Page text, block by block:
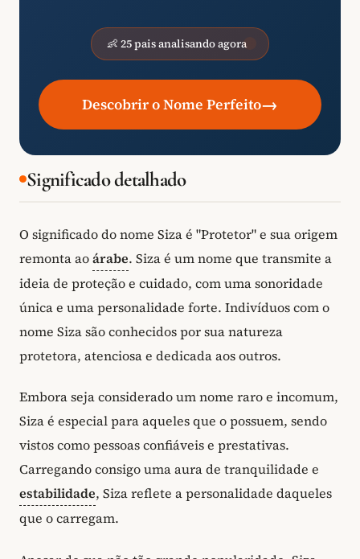
👶 25 pais analisando agora
Descobrir o Nome Perfeito→
Significado detalhado
O significado do nome Siza é "Protetor" e sua origem
remonta aoárabe. Siza é um nome que transmite a
ideia de proteção e cuidado, com uma sonoridade
única e uma personalidade forte. Indivíduos com o
nome Siza são conhecidos por sua natureza
protetora, atenciosa e dedicada aos outros.
Embora seja considerado um nome raro e incomum,
Siza é especial para aqueles que o possuem, sendo
vistos como pessoas confiáveis e prestativas.
Carregando consigo uma aura de tranquilidade e
estabilidade, Siza reflete a personalidade daqueles
que o carregam.